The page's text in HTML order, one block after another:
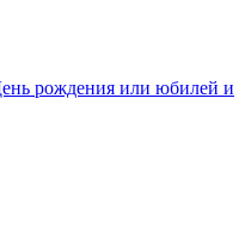
рождения или юбилей и